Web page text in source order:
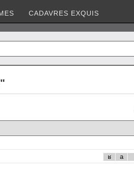
CADAVRES EXQUIS
ʁ a